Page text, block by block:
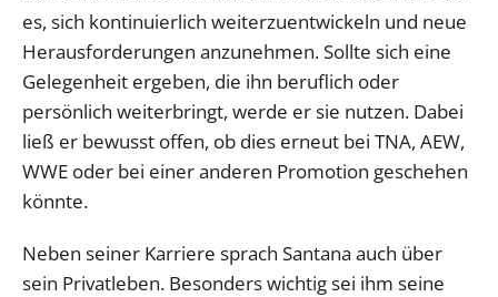
es, sich kontinuierlich weiterzuentwickeln und neue
Herausforderungen anzunehmen. Sollte sich eine
Gelegenheit ergeben, die ihn beruflich oder
persönlich weiterbringt, werde er sie nutzen. Dabei
ließ er bewusst offen, ob dies erneut bei TNA, AEW,
WWE oder bei einer anderen Promotion geschehen
könnte.
Neben seiner Karriere sprach Santana auch über
sein Privatleben. Besonders wichtig sei ihm seine